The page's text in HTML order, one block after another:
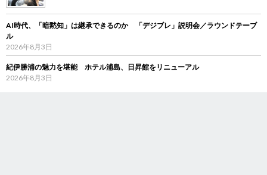
AI時代、「暗黙知」は継承できるのか 「デジブレ」説明会／ラウンドテーブ
ル
2026年8月3日
紀伊勝浦の魅力を堪能 ホテル浦島、日昇館をリニューアル
2026年8月3日